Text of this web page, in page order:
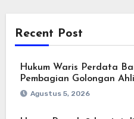
Recent Post
Hukum Waris Perdata
Pembagian Golongan
Agustus 5, 2026